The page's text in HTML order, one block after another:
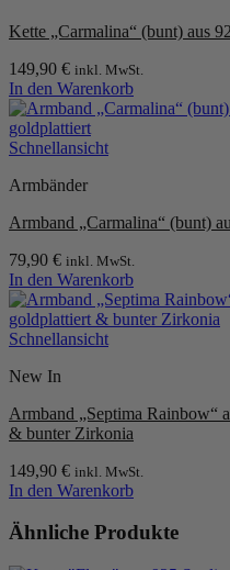
Optionen
auf
der
Produktseite
gewählt
werden
Kette „Carmalina“ (bunt) aus
149,90 € inkl. MwSt.
In den Warenkorb
Schnellansicht
Armbänder
Armband „Carmalina“ (bunt)
79,90 € inkl. MwSt.
In den Warenkorb
Schnellansicht
New In
Armband „Septima Rainbow“
& bunter Zirkonia
149,90 € inkl. MwSt.
In den Warenkorb
Ähnliche Produkte